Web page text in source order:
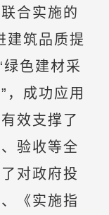
合实施的
建筑品质提
色建材采
，成功应用
效支撑了
验收等全
对政府投
《实施指